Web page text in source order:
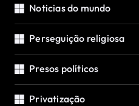
Noticias do mundo
Perseguição religiosa
Presos políticos
Privatização